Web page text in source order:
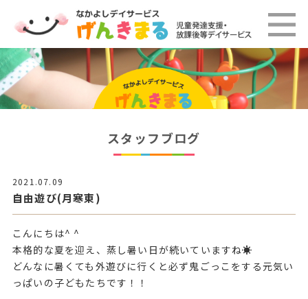
スタッフブログ
2021.07.09
自由遊び(月寒東)
こんにちは^ ^
本格的な夏を迎え、蒸し暑い日が続いていますね☀️
どんなに暑くても外遊びに行くと必ず鬼ごっこをする元気い
っぱいの子どもたちです！！